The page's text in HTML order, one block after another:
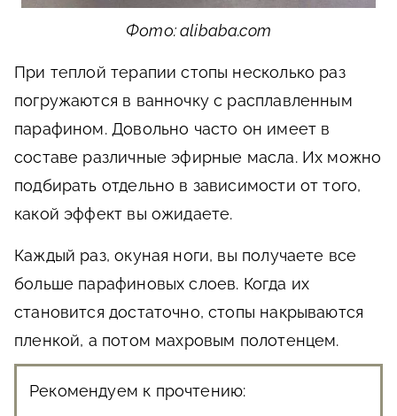
Фото: alibaba.com
При теплой терапии стопы несколько раз
погружаются в ванночку с расплавленным
парафином. Довольно часто он имеет в
составе различные эфирные масла. Их можно
подбирать отдельно в зависимости от того,
какой эффект вы ожидаете.
Каждый раз, окуная ноги, вы получаете все
больше парафиновых слоев. Когда их
становится достаточно, стопы накрываются
пленкой, а потом махровым полотенцем.
Рекомендуем к прочтению: